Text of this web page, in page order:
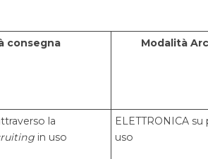
consegna Modalità
la
in uso
ELETTRONICA
uso